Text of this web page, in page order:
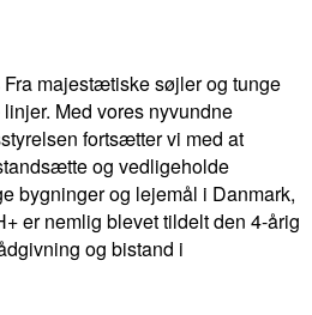
majestætiske søjler og tunge
Med vores nyvundne
fortsætter vi med at
og vedligeholde
bygninger og lejemål i Danmark,
er nemlig blevet tildelt den 4-årig
og bistand i